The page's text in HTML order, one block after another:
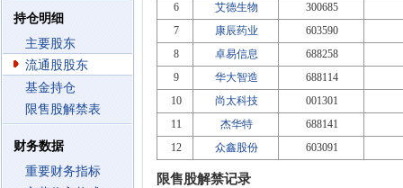
持仓明细
主要股东
流通股股东
基金持仓
限售股解禁表
财务数据
重要财务指标
6
艾德生物
300685
7
康辰药业
603590
8
卓易信息
688258
9
华大智造
688114
10
尚太科技
001301
11
杰华特
688141
12
众鑫股份 603091
限售股解禁记录